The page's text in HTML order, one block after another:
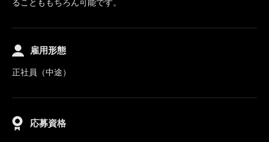
ることももちろん可能です。
雇用形態
正社員（中途）
応募資格